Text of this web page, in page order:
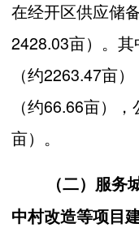
在经开区供应储
2428.03亩）。
（约2263.47亩
（约66.66亩）
亩）。
（二）服务
中村改造等项目